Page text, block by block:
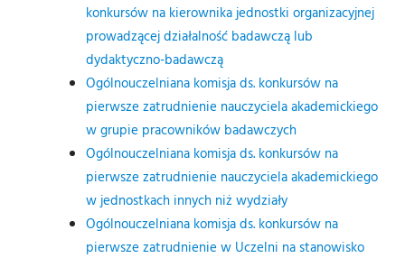
konkursów na kierownika jednostki organizacyjnej
prowadzącej działalność badawczą lub
dydaktyczno-badawczą
Ogólnouczelniana komisja ds. konkursów na
pierwsze zatrudnienie nauczyciela akademickiego
w grupie pracowników badawczych
Ogólnouczelniana komisja ds. konkursów na
pierwsze zatrudnienie nauczyciela akademickiego
w jednostkach innych niż wydziały
Ogólnouczelniana komisja ds. konkursów na
pierwsze zatrudnienie w Uczelni na stanowisko